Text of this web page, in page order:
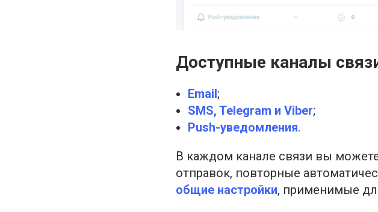
Доступные каналы
Email;
SMS, Telegram и Viber;
Push-уведомления.
В каждом канале связи вы
отправок, повторные
общие настройки, применимые